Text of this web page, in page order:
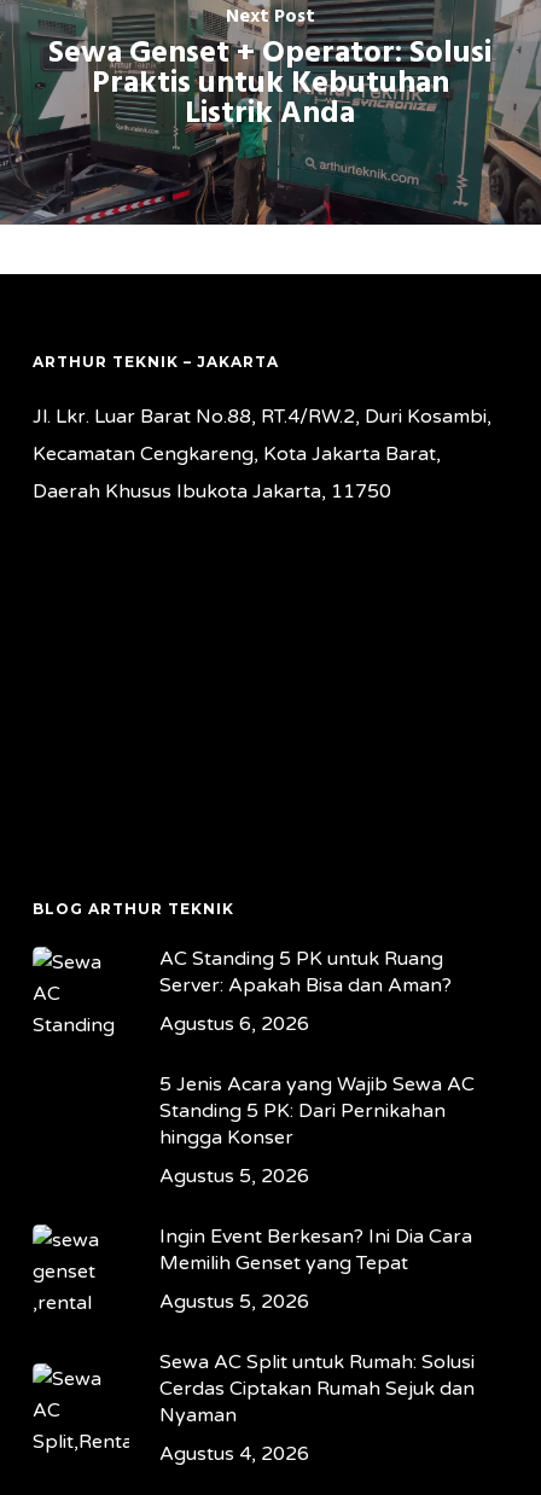
Next Post
Sewa Genset + Operator: Solusi
Praktis untuk Kebutuhan
Listrik Anda
ARTHUR TEKNIK – JAKARTA
Jl. Lkr. Luar Barat No.88, RT.4/RW.2, Duri Kosambi,
Kecamatan Cengkareng, Kota Jakarta Barat,
Daerah Khusus Ibukota Jakarta, 11750
BLOG ARTHUR TEKNIK
AC Standing 5 PK untuk Ruang
Server: Apakah Bisa dan Aman?
Agustus 6, 2026
5 Jenis Acara yang Wajib Sewa AC
Standing 5 PK: Dari Pernikahan
hingga Konser
Agustus 5, 2026
Ingin Event Berkesan? Ini Dia Cara
Memilih Genset yang Tepat
Agustus 5, 2026
Sewa AC Split untuk Rumah: Solusi
Cerdas Ciptakan Rumah Sejuk dan
Nyaman
Agustus 4, 2026